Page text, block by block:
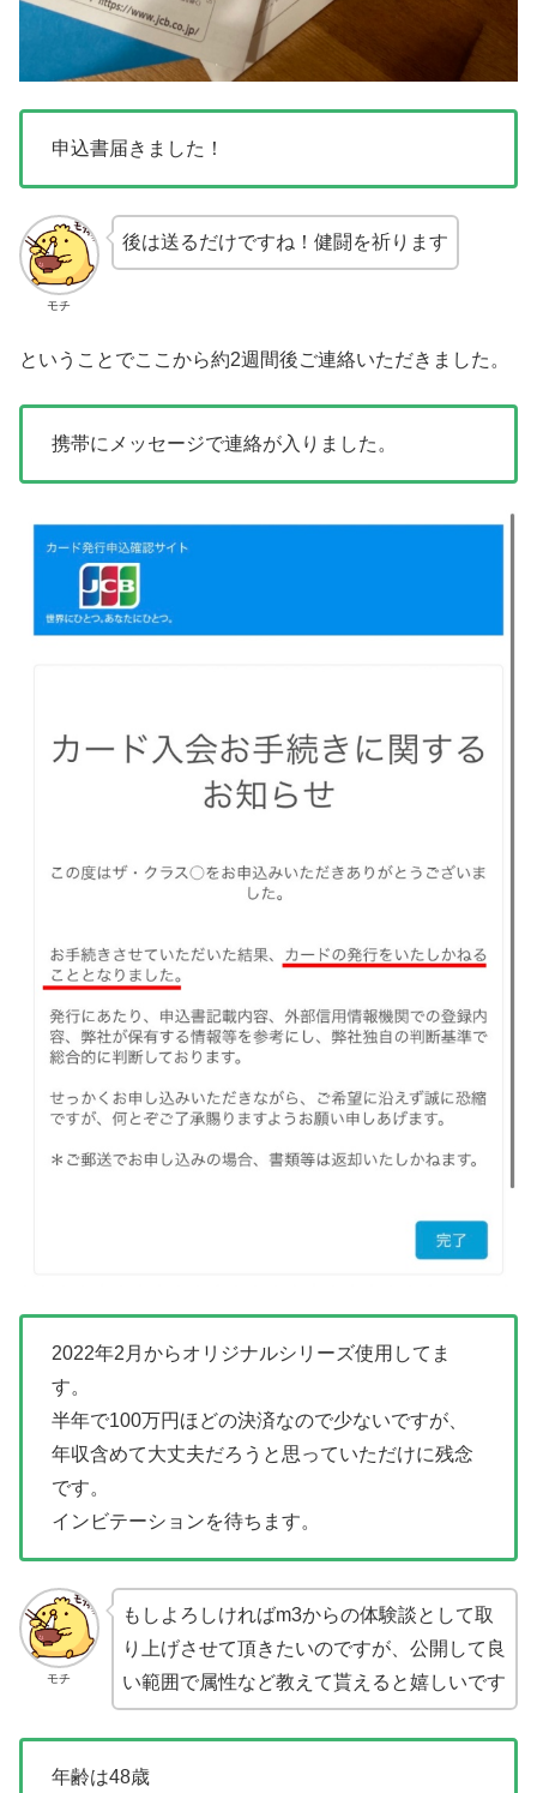
申込書届きました！
モチ
後は送るだけですね！健闘を祈ります
ということでここから約2週間後ご連絡いただきました。
携帯にメッセージで連絡が入りました。
2022年2月からオリジナルシリーズ使用してま
す。
半年で100万円ほどの決済なので少ないですが、
年収含めて大丈夫だろうと思っていただけに残念
です。
インビテーションを待ちます。
モチ
もしよろしければm3からの体験談として取
り上げさせて頂きたいのですが、公開して良
い範囲で属性など教えて貰えると嬉しいです
年齢は48歳